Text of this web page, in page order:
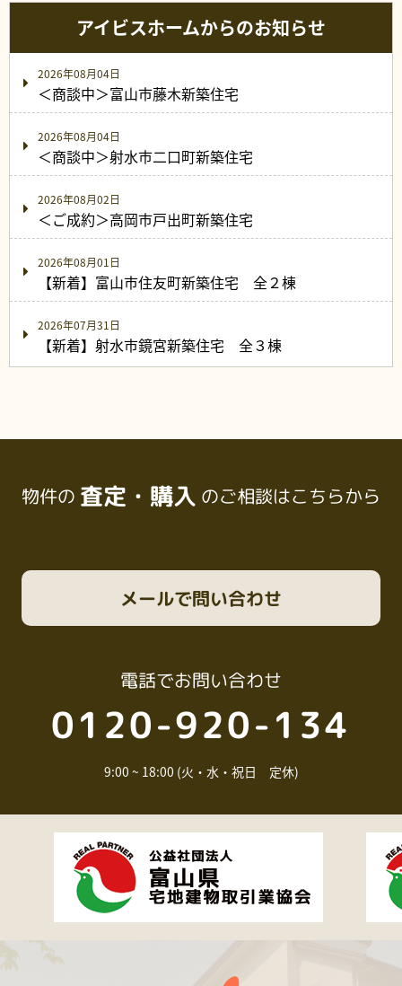
アイビスホームからのお知らせ
2026年08月04日
＜商談中＞富山市藤木新築住宅
2026年08月04日
＜商談中＞射水市二口町新築住宅
2026年08月02日
＜ご成約＞高岡市戸出町新築住宅
2026年08月01日
【新着】富山市住友町新築住宅 全２棟
2026年07月31日
【新着】射水市鏡宮新築住宅 全３棟
物件の 査定・購入 のご相談はこちらから
電話でお問い合わせ
0120-920-134
9:00 ~ 18:00 (火・水・祝日 定休)
メールで問い合わせ